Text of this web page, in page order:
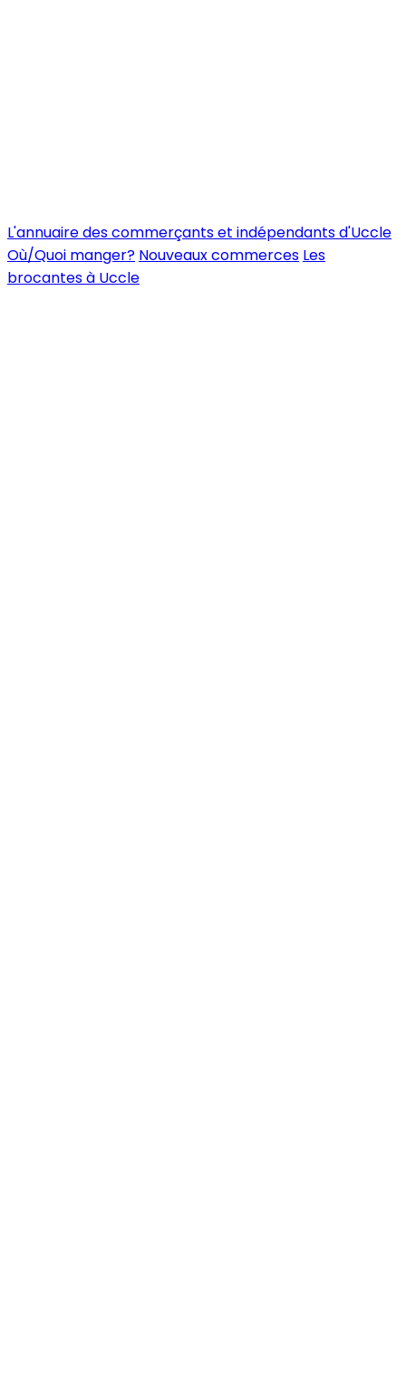
L'annuaire des commerçants et indépendants d'Uccle
Où/Quoi manger? Nouveaux commerces Les
brocantes à Uccle